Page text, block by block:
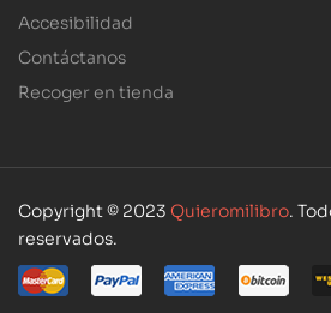
Accesibilidad
Contáctanos
Recoger en tienda
Copyright © 2023 Quieromilibro.
reservados.